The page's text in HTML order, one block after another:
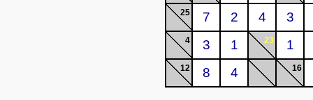
25
4 23
12 16